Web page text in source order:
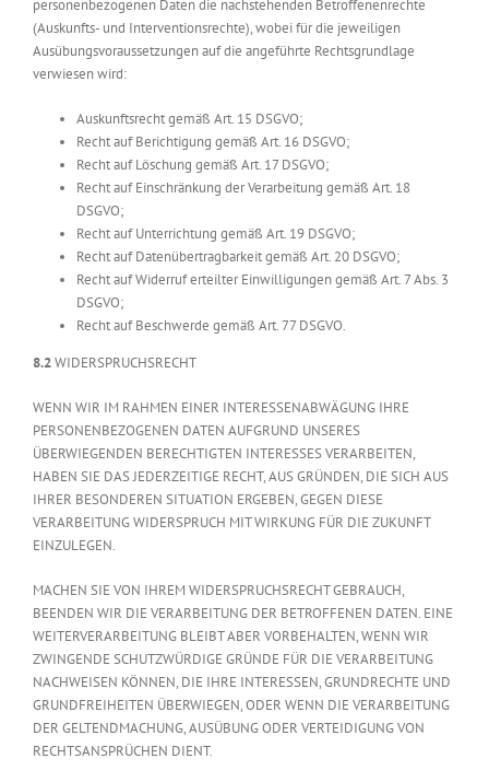
personenbezogenen Daten die nachstehenden Betroffenenrechte
(Auskunfts- und Interventionsrechte), wobei für die jeweiligen
Ausübungsvoraussetzungen auf die angeführte Rechtsgrundlage
verwiesen wird:
Auskunftsrecht gemäß Art. 15 DSGVO;
Recht auf Berichtigung gemäß Art. 16 DSGVO;
Recht auf Löschung gemäß Art. 17 DSGVO;
Recht auf Einschränkung der Verarbeitung gemäß Art. 18
DSGVO;
Recht auf Unterrichtung gemäß Art. 19 DSGVO;
Recht auf Datenübertragbarkeit gemäß Art. 20 DSGVO;
Recht auf Widerruf erteilter Einwilligungen gemäß Art. 7 Abs. 3
DSGVO;
Recht auf Beschwerde gemäß Art. 77 DSGVO.
8.2WIDERSPRUCHSRECHT
WENN WIR IM RAHMEN EINER INTERESSENABWÄGUNG IHRE
PERSONENBEZOGENEN DATEN AUFGRUND UNSERES
ÜBERWIEGENDEN BERECHTIGTEN INTERESSES VERARBEITEN,
HABEN SIE DAS JEDERZEITIGE RECHT, AUS GRÜNDEN, DIE SICH AUS
IHRER BESONDEREN SITUATION ERGEBEN, GEGEN DIESE
VERARBEITUNG WIDERSPRUCH MIT WIRKUNG FÜR DIE ZUKUNFT
EINZULEGEN.
MACHEN SIE VON IHREM WIDERSPRUCHSRECHT GEBRAUCH,
BEENDEN WIR DIE VERARBEITUNG DER BETROFFENEN DATEN. EINE
WEITERVERARBEITUNG BLEIBT ABER VORBEHALTEN, WENN WIR
ZWINGENDE SCHUTZWÜRDIGE GRÜNDE FÜR DIE VERARBEITUNG
NACHWEISEN KÖNNEN, DIE IHRE INTERESSEN, GRUNDRECHTE UND
GRUNDFREIHEITEN ÜBERWIEGEN, ODER WENN DIE VERARBEITUNG
DER GELTENDMACHUNG, AUSÜBUNG ODER VERTEIDIGUNG VON
RECHTSANSPRÜCHEN DIENT.